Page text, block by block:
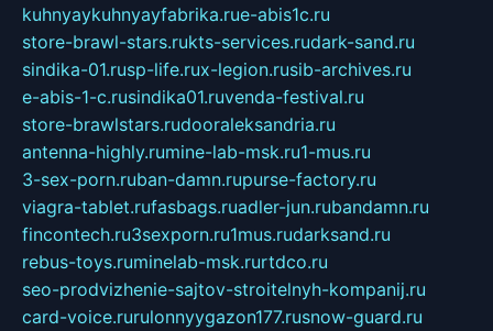
kuhnyaykuhnyayfabrika.rue-abis1c.ru
store-brawl-stars.rukts-services.rudark-sand.ru
sindika-01.rusp-life.rux-legion.rusib-archives.ru
e-abis-1-c.rusindika01.ruvenda-festival.ru
store-brawlstars.rudooraleksandria.ru
antenna-highly.rumine-lab-msk.ru1-mus.ru
3-sex-porn.ruban-damn.rupurse-factory.ru
viagra-tablet.rufasbags.ruadler-jun.rubandamn.ru
fincontech.ru3sexporn.ru1mus.rudarksand.ru
rebus-toys.ruminelab-msk.rurtdco.ru
seo-prodvizhenie-sajtov-stroitelnyh-kompanij.ru
card-voice.rurulonnyygazon177.rusnow-guard.ru